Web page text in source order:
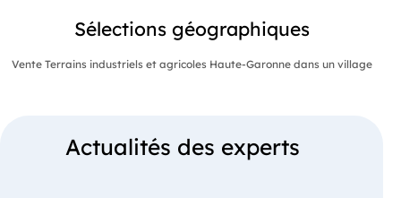
Sélections géographiques
Vente Terrains industriels et agricoles Haute-Garonne dans un village
Actualités des experts